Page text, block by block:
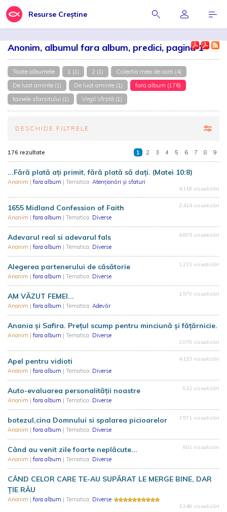
Resurse Creștine
Anonim, albumul fara album, predici, pagina 1
Toate albumele 1 (1) 2 (1)
Colectia mea de carti (4)
De luat aminte (1)
De luat aminte (1)
fara album (176)
tainele sfarsitului (1)
Virgil Vîrstă (1)
DESCHIDE FILTRELE
176 rezultate 1 2 3 4 5 6 7 8 9
...Fără plată aţi primit, fără plată să daţi. (Matei 10:8)
Anonim | fara album | Tematica: Atenționări și sfaturi
4.118 vizualizări
1655 Midland Confession of Faith
Anonim | fara album | Tematica: Diverse
2.414 vizualizări
Adevarul real si adevarul fals
Anonim | fara album | Tematica: Diverse
4.895 vizualizări
Alegerea partenerului de căsătorie
Anonim | fara album | Tematica: Diverse
1.223 vizualizări
AM VĂZUT FEMEI...
Anonim | fara album | Tematica: Adevăr
1.579 vizualizări
Anania și Safira. Prețul scump pentru minciună și fățărnicie.
Anonim | fara album | Tematica: Diverse
2.070 vizualizări
Apel pentru vidioti
Anonim | fara album | Tematica: Diverse
4.133 vizualizări
Auto-evaluarea personalităţii noastre
Anonim | fara album | Tematica: Diverse
912 vizualizări
botezul,cina Domnului si spalarea picioarelor
Anonim | fara album | Tematica: Diverse
3.571 vizualizări
Când au venit zile foarte neplăcute...
Anonim | fara album | Tematica: Diverse
901 vizualizări
CÂND CELOR CARE TE-AU SUPĂRAT LE MERGE BINE, DAR
ȚIE RĂU
Anonim | fara album | Tematica: Diverse
1.248 vizualizări